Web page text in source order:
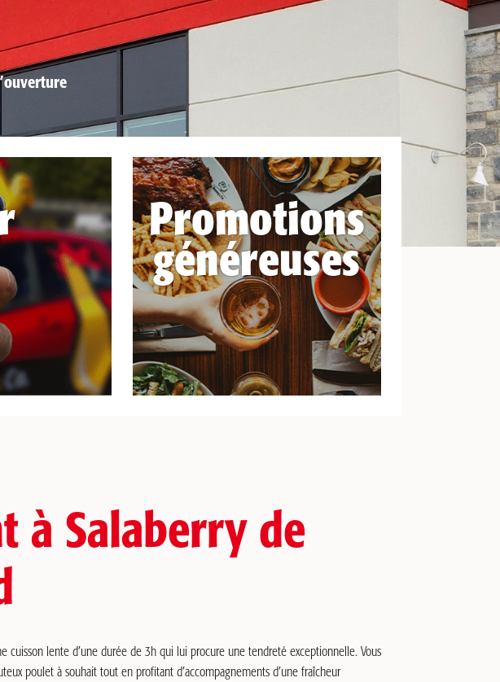
Promotions
généreuses
à Salaberry de
cuisson lente d’une durée de 3h qui lui procure une tendreté exceptionnelle. Vous
poulet à souhait tout en profitant d’accompagnements d’une fraîcheur